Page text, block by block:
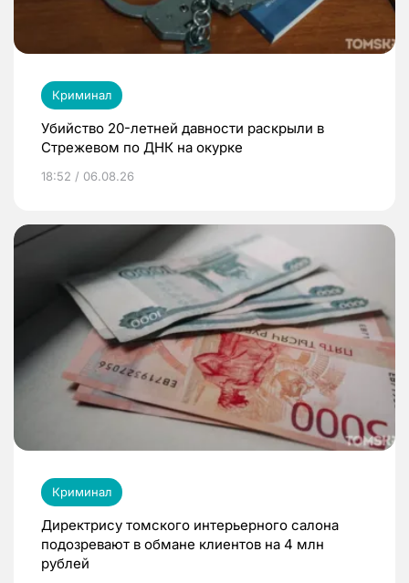
Криминал
Убийство 20-летней давности раскрыли в
Стрежевом по ДНК на окурке
18:52 / 06.08.26
Криминал
Директрису томского интерьерного салона
подозревают в обмане клиентов на 4 млн
рублей